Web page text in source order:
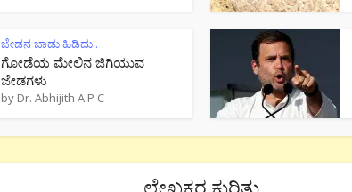
ಜೇಡನ ಜಾಡು ಹಿಡಿದು..
ಗೋಡೆಯ ಮೇಲಿನ ಜಿಗಿಯುವ
ಜೇಡಗಳು
by Dr. Abhijith A P C